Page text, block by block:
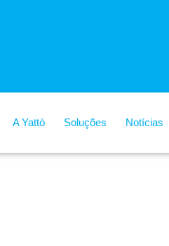
A Yattó Soluções Notícias